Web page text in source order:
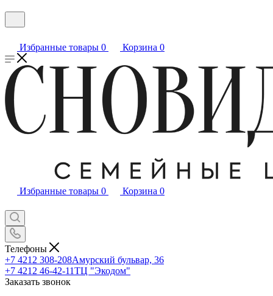
Избранные товары 0 Корзина 0
Избранные товары 0 Корзина 0
Телефоны
+7 4212 308-208Амурский бульвар, 36
+7 4212 46-42-11ТЦ "Экодом"
Заказать звонок